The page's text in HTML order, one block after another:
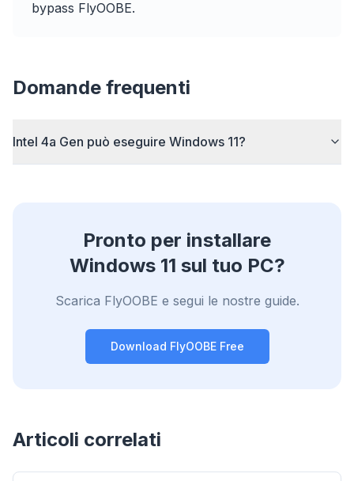
bypass FlyOOBE.
Domande frequenti
Intel 4a Gen può eseguire Windows 11?
Pronto per installare
Windows 11 sul tuo PC?
Scarica FlyOOBE e segui le nostre guide.
Download FlyOOBE Free
Articoli correlati
Per qualsiasi browser